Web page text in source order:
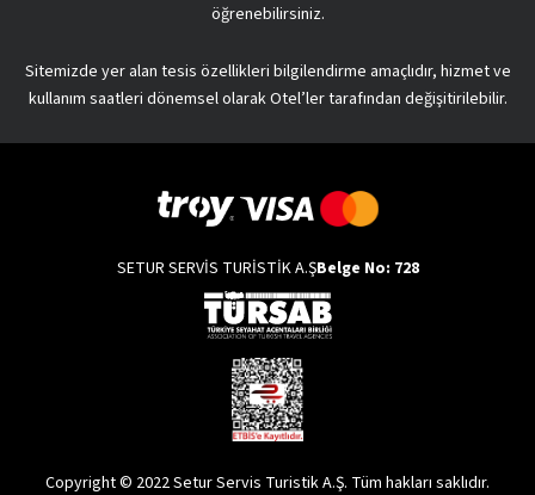
öğrenebilirsiniz.
Sitemizde yer alan tesis özellikleri bilgilendirme amaçlıdır, hizmet ve
kullanım saatleri dönemsel olarak Otel’ler tarafından değişitirilebilir.
SETUR SERVİS TURİSTİK A.ŞBelge No: 728
Copyright © 2022 Setur Servis Turistik A.Ş. Tüm hakları saklıdır.